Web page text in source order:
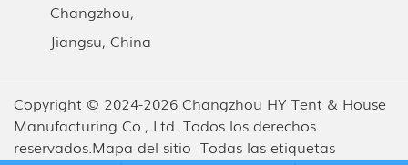
Changzhou,
Jiangsu, China
Copyright © 2024-2026 Changzhou HY Tent & House
Manufacturing Co., Ltd. Todos los derechos
reservados.Mapa del sitio Todas las etiquetas